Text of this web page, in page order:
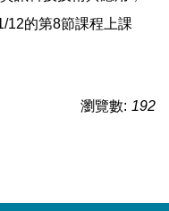
12的第8節課程上課
瀏覽數: 192